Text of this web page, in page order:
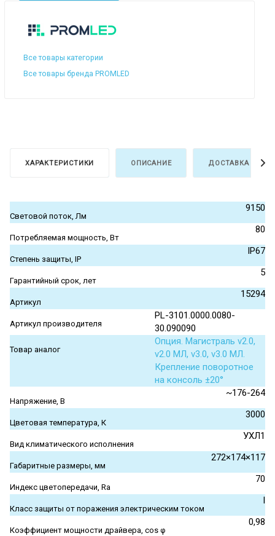
Все товары категории
Все товары бренда PROMLED
ХАРАКТЕРИСТИКИ ОПИСАНИЕ ДОСТАВКА И
Световой поток, Лм
9150
Потребляемая мощность, Вт
80
Степень защиты, IP
IP67
Гарантийный срок, лет
5
Артикул
15294
Артикул производителя
PL-3101.0000.0080-
30.090090
Товар аналог
Опция. Магистраль v2.0,
v2.0 МЛ, v3.0, v3.0 МЛ.
Крепление поворотное
на консоль ±20°
Напряжение, В
~176-264
Цветовая температура, К
3000
Вид климатического исполнения
УХЛ1
Габаритные размеры, мм
272×174×117
Индекс цветопередачи, Ra
70
Класс защиты от поражения электрическим током
I
Коэффициент мощности драйвера, cos φ
0,98